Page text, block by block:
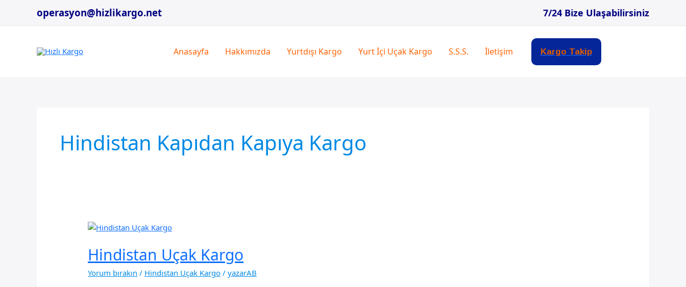
operasyon@hizlikargo.net 7/24 Bize Ulaşabilirsiniz
Anasayfa Hakkımızda Yurtdışı Kargo Yurt İçi Uçak Kargo S.S.S. İletişim Kargo Takip
Hindistan Kapıdan Kapıya Kargo
Hindistan Uçak Kargo
Yorum bırakın / Hindistan Uçak Kargo /yazarAB